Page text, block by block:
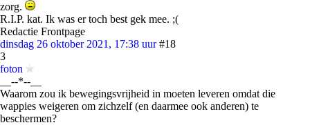
zorg.
R.I.P. kat. Ik was er toch best gek mee. ;(
Redactie Frontpage
dinsdag 26 oktober 2021, 17:38 uur #18
3
foton
__--*--__
Waarom zou ik bewegingsvrijheid in moeten leveren omdat die
wappies weigeren om zichzelf (en daarmee ook anderen) te
beschermen?